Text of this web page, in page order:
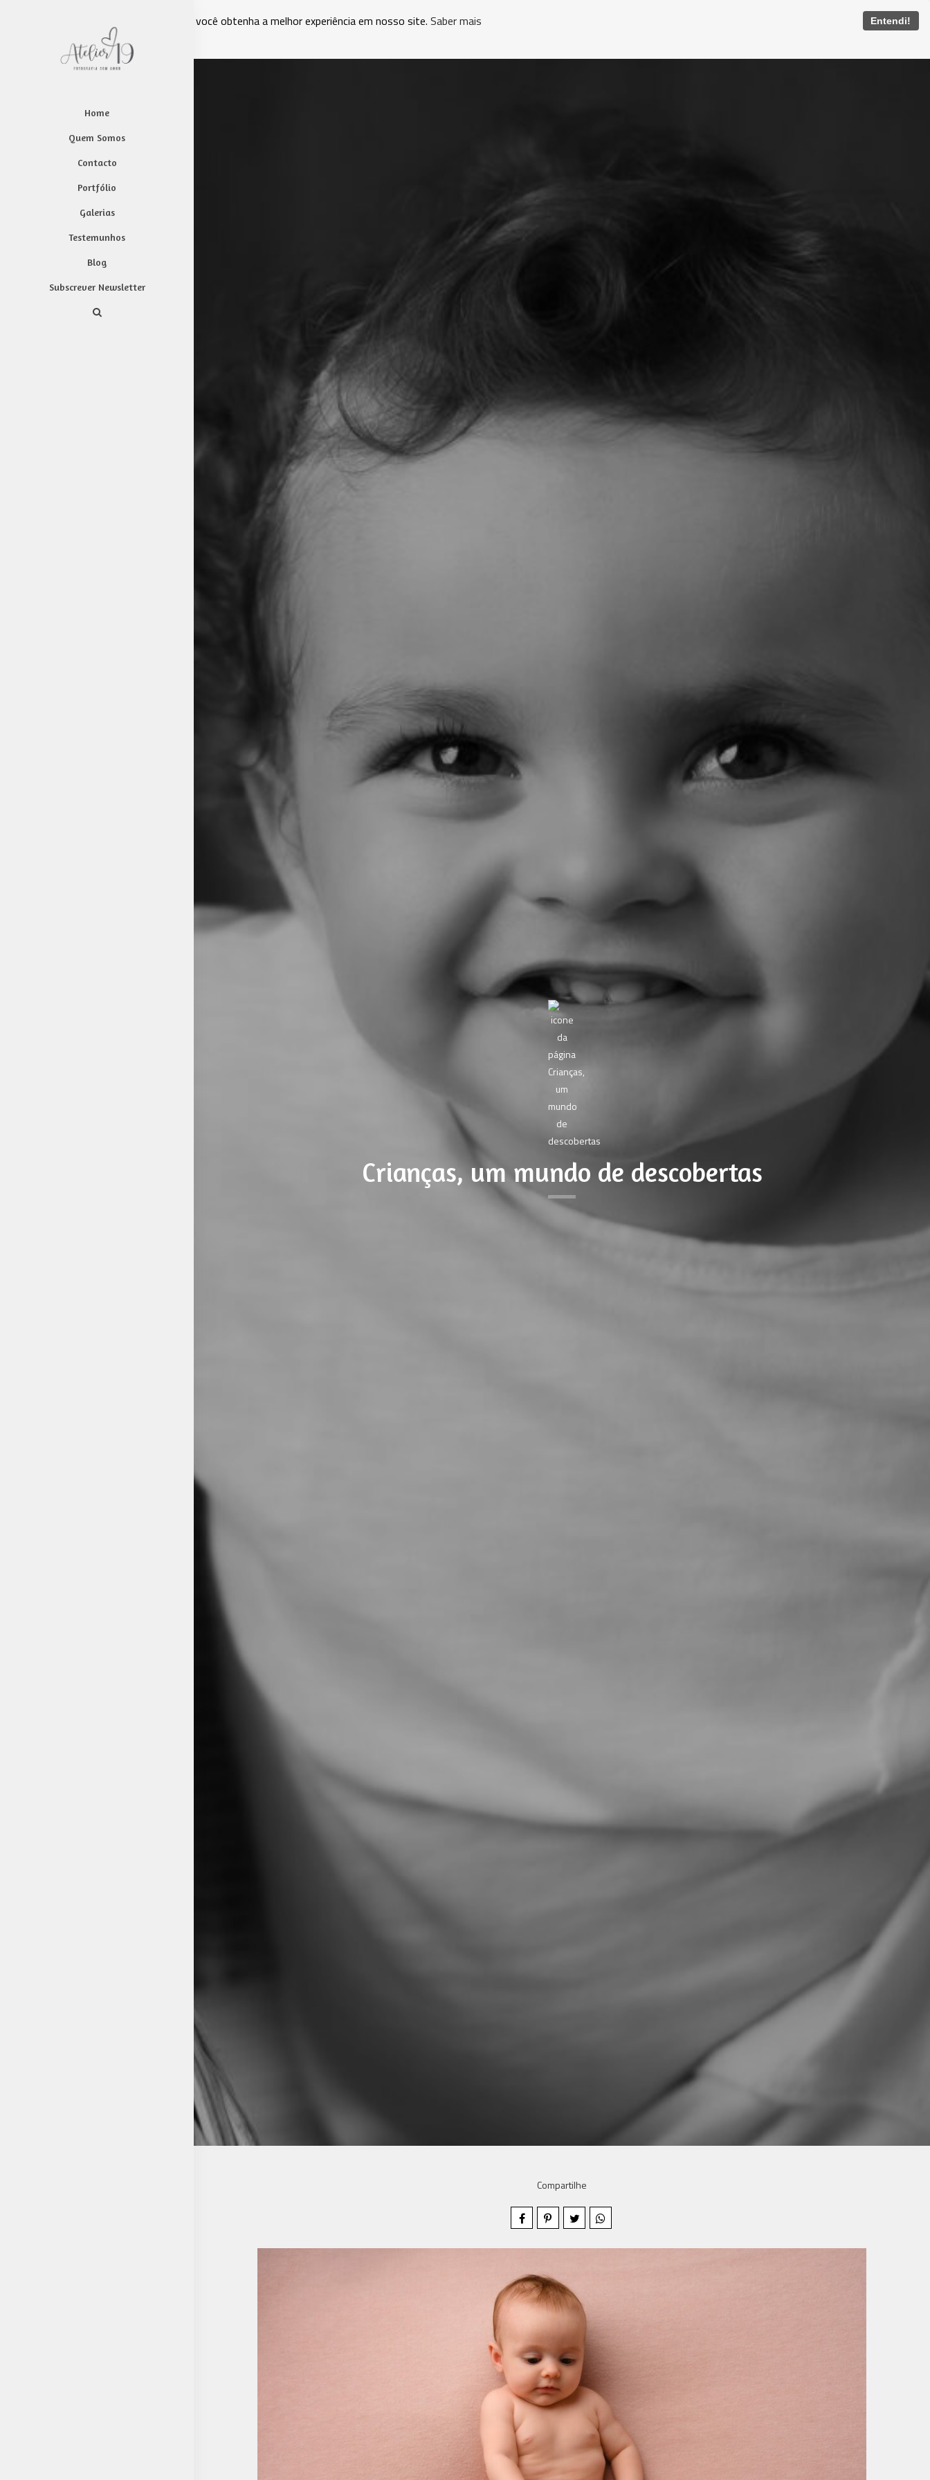
Este site usa cookies para garantir que você obtenha a melhor experiência em nosso site. Saber mais Entendi!
Powered by WebsitePolicies
Home
Quem Somos
Contacto
Portfólio
Galerias
Testemunhos
Blog
Subscrever Newsletter
Crianças, um mundo de descobertas
Compartilhe